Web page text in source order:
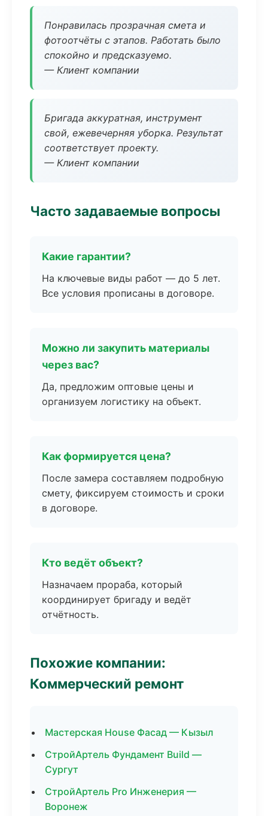
Понравилась прозрачная смета и
фотоотчёты с этапов. Работать было
спокойно и предсказуемо.
— Клиент компании
Бригада аккуратная, инструмент
свой, ежевечерняя уборка. Результат
соответствует проекту.
— Клиент компании
Часто задаваемые вопросы
Какие гарантии?
На ключевые виды работ — до 5 лет.
Все условия прописаны в договоре.
Можно ли закупить материалы
через вас?
Да, предложим оптовые цены и
организуем логистику на объект.
Как формируется цена?
После замера составляем подробную
смету, фиксируем стоимость и сроки
в договоре.
Кто ведёт объект?
Назначаем прораба, который
координирует бригаду и ведёт
отчётность.
Похожие компании:
Коммерческий ремонт
Мастерская House Фасад — Кызыл
СтройАртель Фундамент Build —
Сургут
СтройАртель Pro Инженерия —
Воронеж